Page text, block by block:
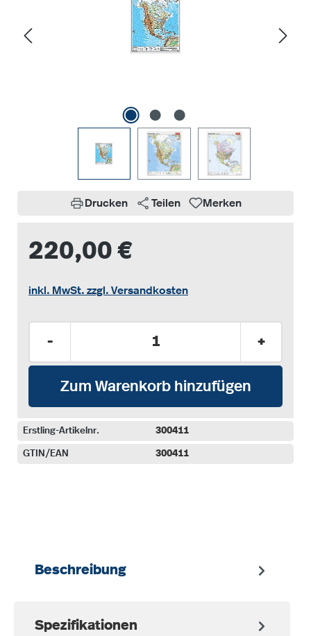
Drucken Teilen Merken
220,00 €
inkl. MwSt. zzgl. Versandkosten
- +
Zum Warenkorb hinzufügen
Erstling-Artikelnr. 300411
GTIN/EAN 300411
Beschreibung
Spezifikationen